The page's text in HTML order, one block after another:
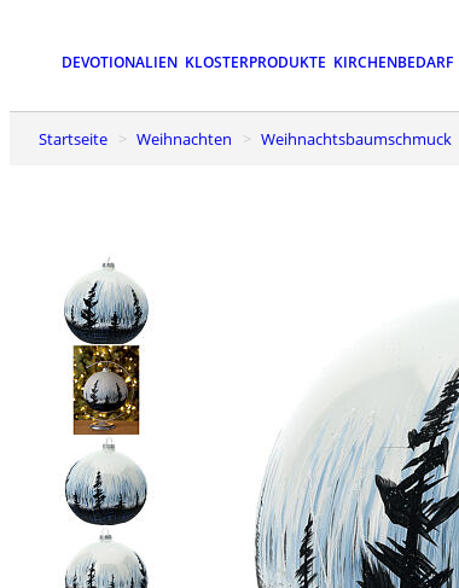
DEVOTIONALIEN KLOSTERPRODUKTE KIRCHENBEDARF
Startseite Weihnachten Weihnachtsbaumschmuck